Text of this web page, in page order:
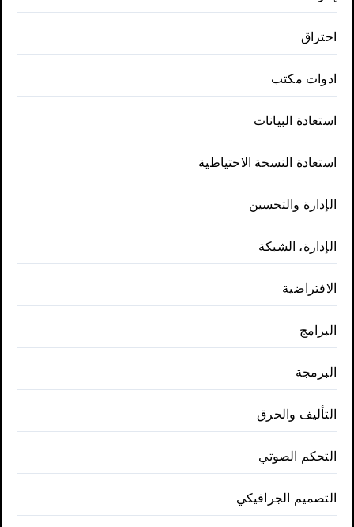
احتراق
ادوات مكتب
استعادة البيانات
استعادة النسخة الاحتياطية
الإدارة والتحسين
الإدارة، الشبكة
الافتراضية
البرامج
البرمجة
التأليف والحرق
التحكم الصوتي
التصميم الجرافيكي